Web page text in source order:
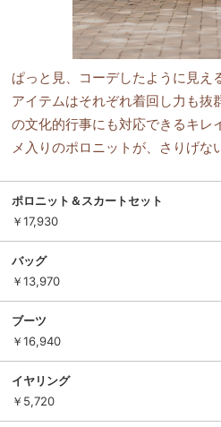
ぱっと見、コーデしたように見え
アイテムはそれぞれ着回し力も抜
の文化的行事にも対応できるキレ
メ入りのポロニットが、さりげな
ポロニット＆スカートセット
￥17,930
バッグ
￥13,970
ブーツ
￥16,940
イヤリング
￥5,720